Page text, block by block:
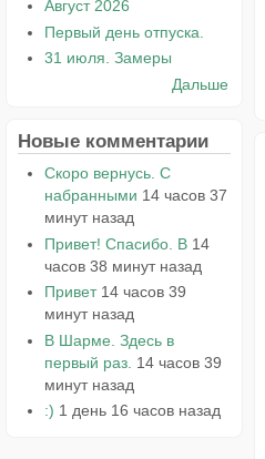
Август 2026
Первый день отпуска.
31 июля. Замеры
Дальше
Новые комментарии
Скоро вернусь. С
набранными 14 часов 37
минут назад
Привет! Спасибо. В 14
часов 38 минут назад
Привет 14 часов 39
минут назад
В Шарме. Здесь в
первый раз. 14 часов 39
минут назад
:) 1 день 16 часов назад